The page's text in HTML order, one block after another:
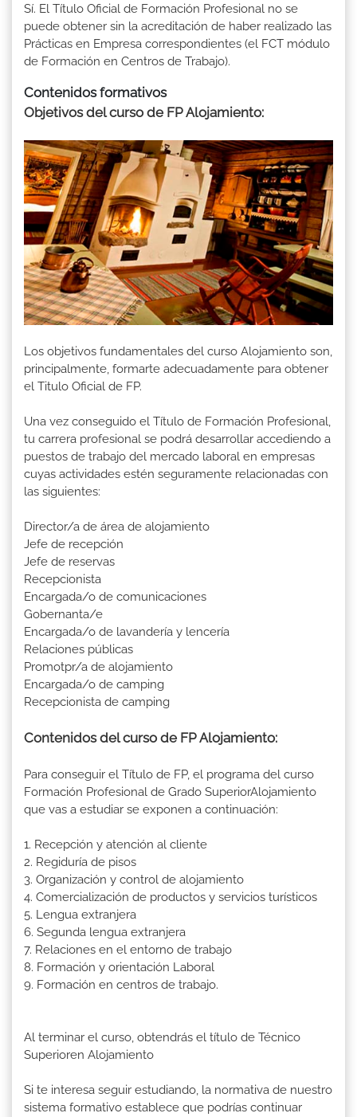
Sí. El Título Oficial de Formación Profesional no se
puede obtener sin la acreditación de haber realizado las
Prácticas en Empresa correspondientes (el FCT módulo
de Formación en Centros de Trabajo).
Contenidos formativos
Objetivos del curso de FP Alojamiento:
Los objetivos fundamentales del curso Alojamiento son,
principalmente, formarte adecuadamente para obtener
el Titulo Oficial de FP.
Una vez conseguido el Título de Formación Profesional,
tu carrera profesional se podrá desarrollar accediendo a
puestos de trabajo del mercado laboral en empresas
cuyas actividades estén seguramente relacionadas con
las siguientes:
Director/a de área de alojamiento
Jefe de recepción
Jefe de reservas
Recepcionista
Encargada/o de comunicaciones
Gobernanta/e
Encargada/o de lavandería y lencería
Relaciones públicas
Promotpr/a de alojamiento
Encargada/o de camping
Recepcionista de camping
Contenidos del curso de FP Alojamiento:
Para conseguir el Título de FP, el programa del curso
Formación Profesional de Grado SuperiorAlojamiento
que vas a estudiar se exponen a continuación:
1. Recepción y atención al cliente
2. Regiduría de pisos
3. Organización y control de alojamiento
4. Comercialización de productos y servicios turísticos
5. Lengua extranjera
6. Segunda lengua extranjera
7. Relaciones en el entorno de trabajo
8. Formación y orientación Laboral
9. Formación en centros de trabajo.
Al terminar el curso, obtendrás el título de Técnico
Superioren Alojamiento
Si te interesa seguir estudiando, la normativa de nuestro
sistema formativo establece que podrías continuar